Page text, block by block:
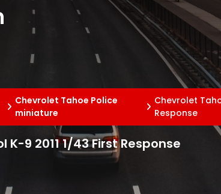
Chevrolet Tahoe Police
miniature
Chevrolet
Response
9 2011 1/43 First Response